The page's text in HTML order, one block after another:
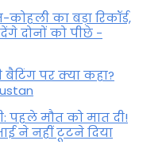
का बड़ा रिकॉर्ड,
दोनों को पीछे -
पर क्या कहा?
पहले मौत को मात दी!
ने नहीं टूटने दिया